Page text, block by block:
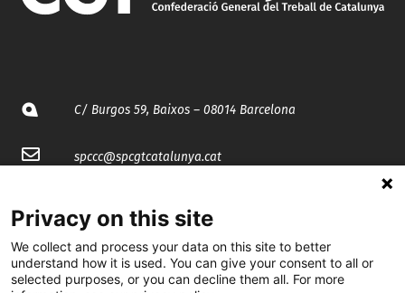
C/ Burgos 59, Baixos – 08014 Barcelona
spccc@spcgtcatalunya.cat
@CGTCatalunya
Privacy on this site
We collect and process your data on this site to better
understand how it is used. You can give your consent to all or
selected purposes, or you can decline them all. For more